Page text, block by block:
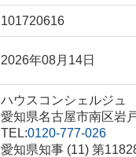
101720616
2026年08月14日
ハウスコンシェルジュ
愛知県名古屋市南区岩
TEL:0120-777-026
愛知県知事 (11) 第